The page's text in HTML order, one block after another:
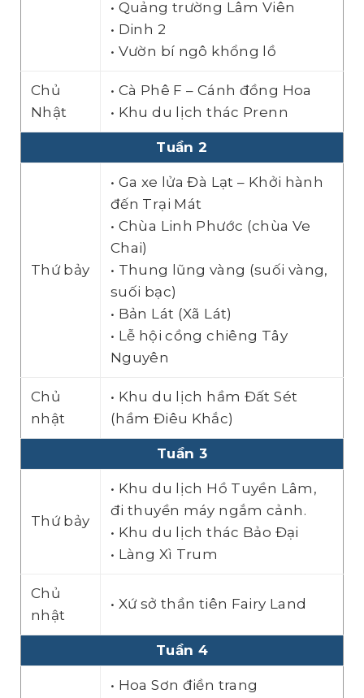
• Quảng trường Lâm Viên
• Dinh 2
• Vườn bí ngô khổng lồ
Chủ
Nhật
• Cà Phê F – Cánh đồng Hoa
• Khu du lịch thác Prenn
Tuần 2
Thứ bảy
• Ga xe lửa Đà Lạt – Khởi hành
đến Trại Mát
• Chùa Linh Phước (chùa Ve
Chai)
• Thung lũng vàng (suối vàng,
suối bạc)
• Bản Lát (Xã Lát)
• Lễ hội cồng chiêng Tây
Nguyên
Chủ
nhật
• Khu du lịch hầm Đất Sét
(hầm Điêu Khắc)
Tuần 3
Thứ bảy
• Khu du lịch Hồ Tuyền Lâm,
đi thuyền máy ngắm cảnh.
• Khu du lịch thác Bảo Đại
• Làng Xì Trum
Chủ
nhật
• Xứ sở thần tiên Fairy Land
Tuần 4
• Hoa Sơn điền trang